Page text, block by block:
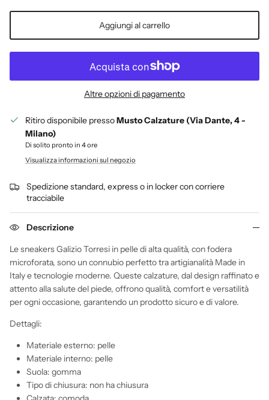
Aggiungi al carrello
Altre opzioni di pagamento
Ritiro disponibile pressoMusto Calzature (Via Dante, 4 -
Milano)
Di solito pronto in 4 ore
Visualizza informazioni sul negozio
Spedizione standard, express o in locker con corriere
tracciabile
Descrizione
Le sneakers Galizio Torresi in pelle di alta qualità, con fodera
microforata, sono un connubio perfetto tra artigianalità Made in
Italy e tecnologie moderne. Queste calzature, dal design raffinato e
attento alla salute del piede, offrono qualità, comfort e versatilità
per ogni occasione, garantendo un prodotto sicuro e di valore.
Dettagli:
Materiale esterno: pelle
Materiale interno: pelle
Suola: gomma
Tipo di chiusura: non ha chiusura